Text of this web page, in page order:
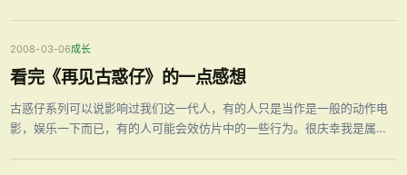
业园那边的大厅，真的有 …
2008-03-06成长
看完《再见古惑仔》的一点感想
古惑仔系列可以说影响过我们这一代人，有的人只是当作是一般的动作电
影，娱乐一下而已，有的人可能会效仿片中的一些行为。很庆幸我是属于